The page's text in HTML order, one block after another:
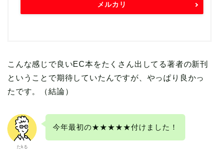
メルカリ
こんな感じで良いEC本をたくさん出してる著者の新刊
ということで期待していたんですが、やっぱり良かっ
たです。（結論）
たkる
今年最初の★★★★★付けました！